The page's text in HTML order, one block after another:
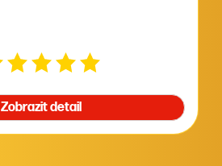
Zobrazit detail